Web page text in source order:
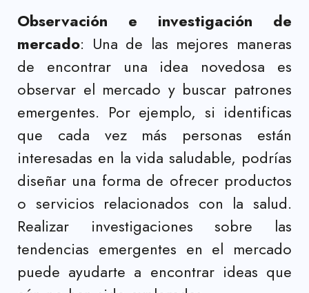
Observación e investigación de
mercado: Una de las mejores maneras
de encontrar una idea novedosa es
observar el mercado y buscar patrones
emergentes. Por ejemplo, si identificas
que cada vez más personas están
interesadas en la vida saludable, podrías
diseñar una forma de ofrecer productos
o servicios relacionados con la salud.
Realizar investigaciones sobre las
tendencias emergentes en el mercado
puede ayudarte a encontrar ideas que